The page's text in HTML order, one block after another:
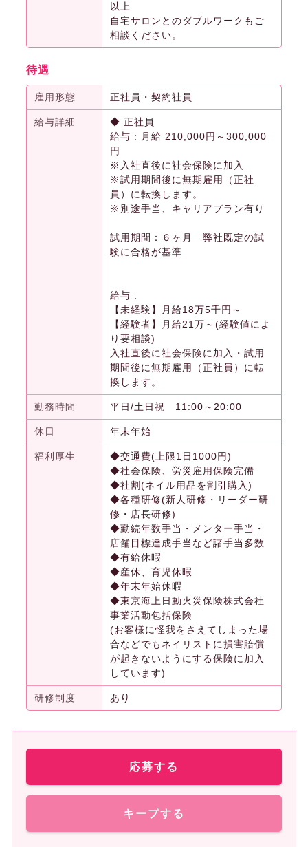
以上
自宅サロンとのダブルワークもご
相談ください。
待遇
雇用形態 正社員・契約社員
給与詳細
◆ 正社員
給与 : 月給 210,000円～300,000
円
※入社直後に社会保険に加入
※試用期間後に無期雇用（正社
員）に転換します。
※別途手当、キャリアプラン有り
試用期間：６ヶ月 弊社既定の試
験に合格が基準
給与 :
【未経験】月給18万5千円～
【経験者】月給21万～(経験値によ
り要相談)
入社直後に社会保険に加入・試用
期間後に無期雇用（正社員）に転
換します。
勤務時間 平日/土日祝 11:00～20:00
休日 年末年始
福利厚生
◆交通費(上限1日1000円)
◆社会保険、労災雇用保険完備
◆社割(ネイル用品を割引購入)
◆各種研修(新人研修・リーダー研
修・店長研修)
◆勤続年数手当・メンター手当・
店舗目標達成手当など諸手当多数
◆有給休暇
◆産休、育児休暇
◆年末年始休暇
◆東京海上日動火災保険株式会社
事業活動包括保険
(お客様に怪我をさえてしまった場
合などでもネイリストに損害賠償
が起きないようにする保険に加入
しています)
研修制度 あり
応募する
キープする